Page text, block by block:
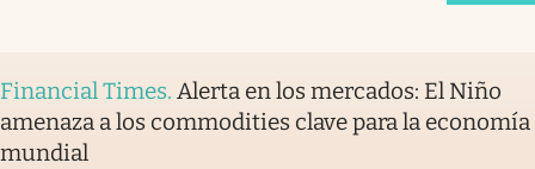
Financial Times. Alerta en los mercados: El Niño
amenaza a los commodities clave para la economía
mundial